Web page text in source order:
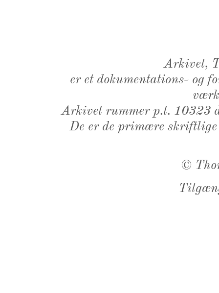
Arkivet,
er et dokumentations- og
Arkivet rummer p.t. 10323
De er de primære
©